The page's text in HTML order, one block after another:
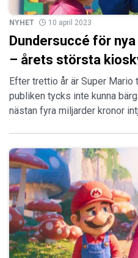
NYHET 10 april 2023
Dundersuccé för
– årets största
Efter trettio år är Super Mario
publiken tycks inte kunna
nästan fyra miljarder kronor